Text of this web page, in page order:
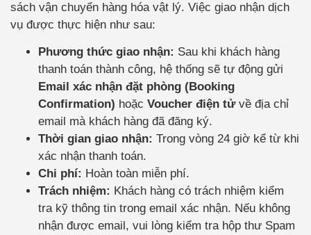
sách vận chuyển hàng hóa vật lý. Việc giao nhận dịch
vụ được thực hiện như sau:
Phương thức giao nhận: Sau khi khách hàng
thanh toán thành công, hệ thống sẽ tự động gửi
Email xác nhận đặt phòng (Booking
Confirmation) hoặc Voucher điện tửvề địa chỉ
email mà khách hàng đã đăng ký.
Thời gian giao nhận: Trong vòng 24 giờ kể từ khi
xác nhận thanh toán.
Chi phí: Hoàn toàn miễn phí.
Trách nhiệm: Khách hàng có trách nhiệm kiểm
tra kỹ thông tin trong email xác nhận. Nếu không
nhận được email, vui lòng kiểm tra hộp thư Spam